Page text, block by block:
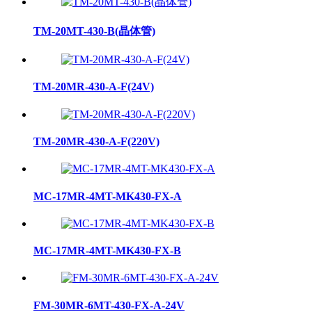
TM-20MT-430-B(晶体管)
TM-20MR-430-A-F(24V)
TM-20MR-430-A-F(220V)
MC-17MR-4MT-MK430-FX-A
MC-17MR-4MT-MK430-FX-B
FM-30MR-6MT-430-FX-A-24V